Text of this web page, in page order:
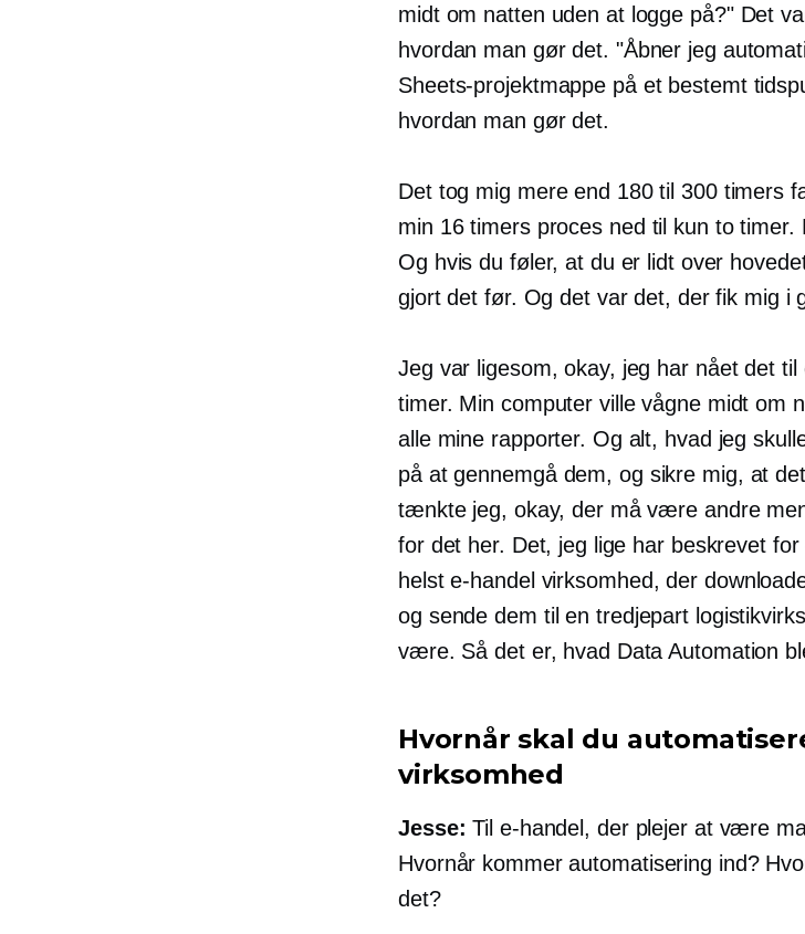
midt om natten uden at logge på?" Det
hvordan man gør det. "Åbner jeg
Sheets-projektmappe på et bestemt
hvordan man gør det.
Det tog mig mere end 180 til 300 timers
min 16 timersproces ned til kun to timer.
Og hvis du føler, at du er lidt over
gjort det før. Og det var det, der fik mig i
Jeg var ligesom, okay, jeg har nået det
timer. Min computer ville vågne midt om
alle mine rapporter. Og alt, hvad jeg
på at gennemgå dem, og sikre mig, at
tænkte jeg, okay, der må være andre
for det her. Det, jeg lige har beskrevet
helste-handelvirksomhed, der
og sende dem til en tredjepart
være. Så det er, hvad Data Automation
Hvornår skal du
virksomhed
Jesse: Til e-handel, der plejer at være
Hvornår kommer automatisering ind?
det?